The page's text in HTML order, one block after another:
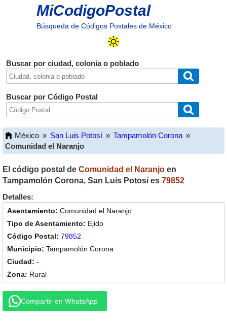
MiCodigoPostal
Búsqueda de Códigos Postales de México
Buscar por ciudad, colonia o poblado
Buscar por Código Postal
México » San Luis Potosí » Tampamolón Corona »
Comunidad el Naranjo
El código postal de Comunidad el Naranjo en
Tampamolón Corona, San Luis Potosí es 79852
Detalles:
Comunidad el Naranjo
Ejido
79852
Tampamolón Corona
-
Rural
Compartir en WhatsApp